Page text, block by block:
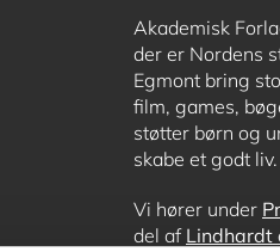
Akademisk
der er Nordens
Egmont bring
film, games,
støtter børn og
skabe et godt liv.
Vi hører under
del af Lindhardt